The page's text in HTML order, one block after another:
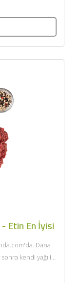
Etin En İyisi
Dana
kendi yağı ile